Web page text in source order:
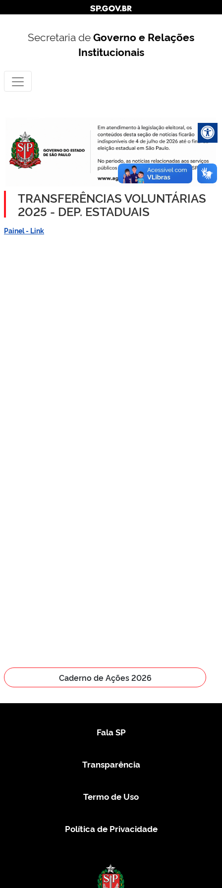
Secretaria deGoverno e Relações
Institucionais
TRANSFERÊNCIAS VOLUNTÁRIAS
2025 - DEP. ESTADUAIS
Painel - Link
Caderno de Ações 2026
Fala SP
Transparência
Termo de Uso
Política de Privacidade